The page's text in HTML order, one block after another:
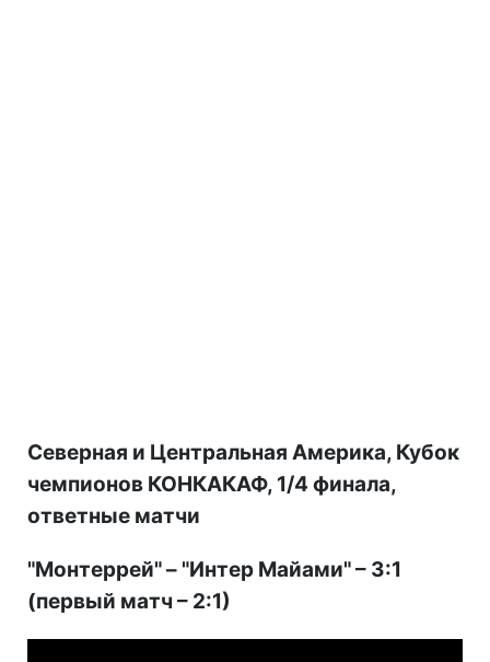
Северная и Центральная Америка, Кубок
чемпионов КОНКАКАФ, 1/4 финала,
ответные матчи
"Монтеррей" – "Интер Майами" – 3:1
(первый матч – 2:1)